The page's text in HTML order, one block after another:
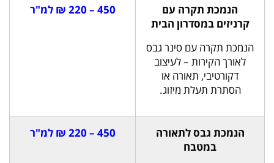
הנמכת תקרה עם
קרניזים במסדרון הבית
הנמכת תקרה עם סינר גבס
לאורך הקירות – לעיצוב
דקורטיבי, תאורה או
הסתרת תעלת מיזוג.
450 – 220 ₪ למ"ר
הנמכת גבס לתאורה
במטבח
450 – 220 ₪ למ"ר